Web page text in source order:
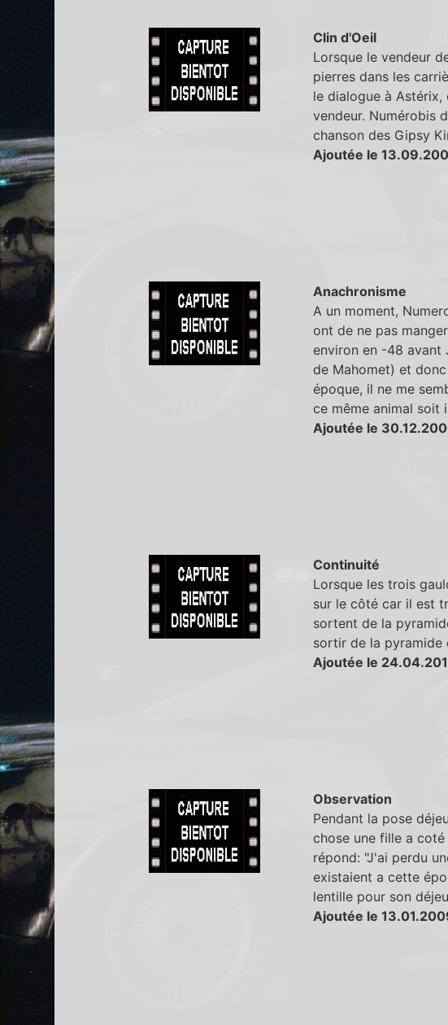
Clin d'Oeil
Lorsque le vendeur
pierres dans les
le dialogue à
vendeur. Numérobis
chanson des Gipsy
Ajoutée le
Anachronisme
A un moment,
ont de ne pas
environ en -48 avant
de Mahomet) et
époque, il ne me
ce même animal soit
Ajoutée le
Continuité
Lorsque les trois
sur le côté car il est
sortent de la
sortir de la pyramide
Ajoutée le
Observation
Pendant la pose
chose une fille a
répond: "J'ai perdu
existaient a cette
lentille pour son
Ajoutée le